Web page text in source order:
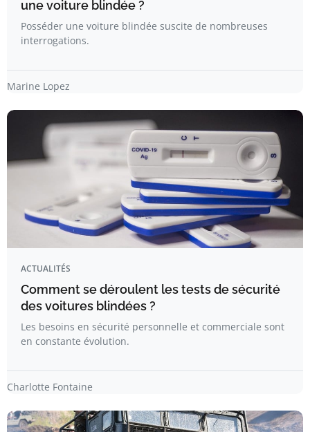
une voiture blindée ?
Posséder une voiture blindée suscite de nombreuses
interrogations.
Marine Lopez
ACTUALITÉS
Comment se déroulent les tests de sécurité
des voitures blindées ?
Les besoins en sécurité personnelle et commerciale sont
en constante évolution.
Charlotte Fontaine